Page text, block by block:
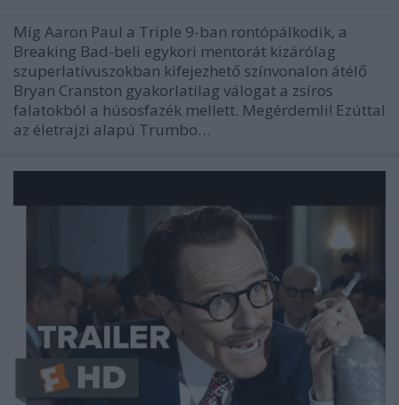
Míg Aaron Paul a Triple 9-ban rontópálkodik, a
Breaking Bad-beli egykori mentorát kizárólag
szuperlatívuszokban kifejezhető színvonalon átélő
Bryan Cranston gyakorlatilag válogat a zsíros
falatokból a húsosfazék mellett. Megérdemli! Ezúttal
az életrajzi alapú Trumbo…